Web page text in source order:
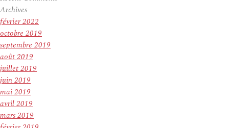
Archives
février 2022
octobre 2019
septembre 2019
août 2019
juillet 2019
juin 2019
mai 2019
avril 2019
mars 2019